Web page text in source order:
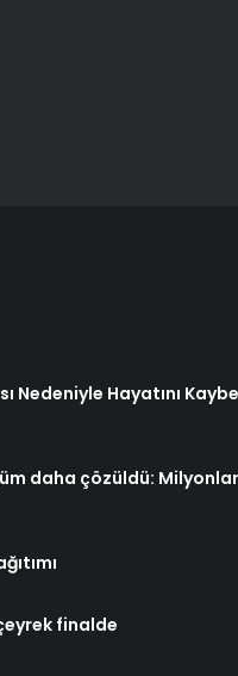
Nedeniyle Hayatını
daha çözüldü:
finalde